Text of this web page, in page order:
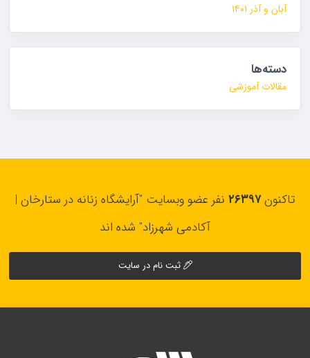
آبان و آذر ۱۴۰۱
دسته‌ها
مقالات آموزشی
تاکنون۲۶۳۹۷ نفر عضو وبسایت "آرایشگاه زنانه در ستارخان |
آکادمی شهرزاد" شده اند
ثبت نام در سایت